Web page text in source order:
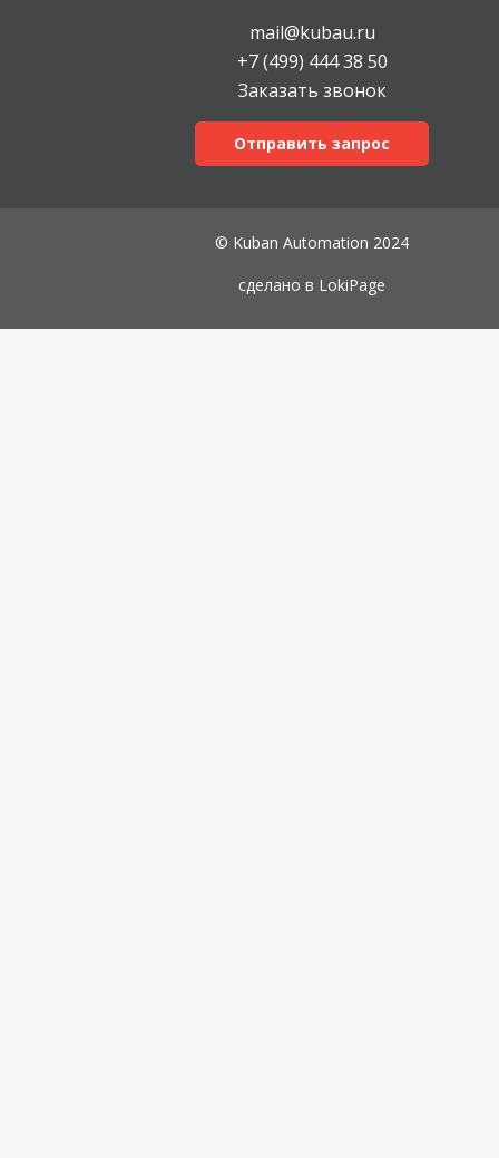
mail@kubau.ru
+7 (499) 444 38 50
Заказать звонок
Отправить запрос
© Kuban Automation 2024
сделано в LokiPage